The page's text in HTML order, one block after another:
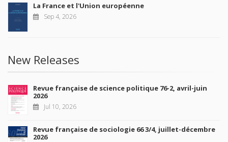
La France et l'Union européenne
Sep 4, 2026
New Releases
Revue française de science politique 76-2, avril-juin
2026
Jul 10, 2026
Revue française de sociologie 66 3/4, juillet-décembre
2026